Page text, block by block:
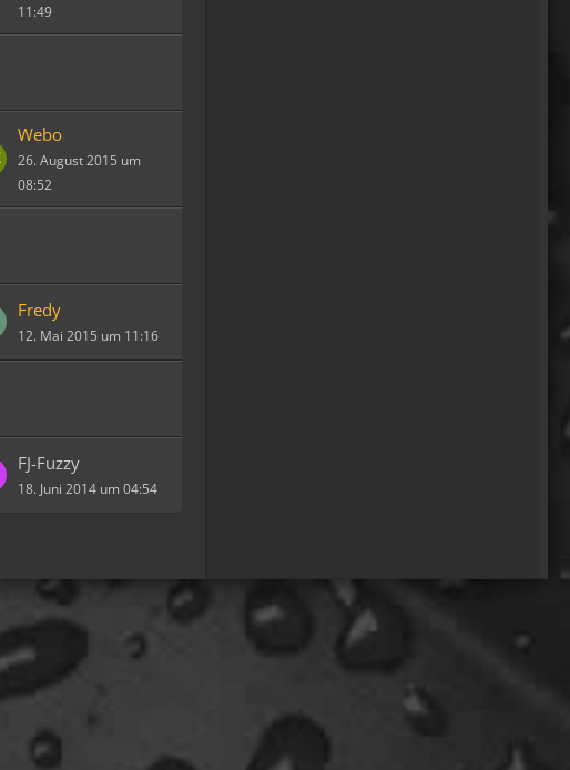
11:49
Webo
26. August 2015 um
08:52
Fredy
12. Mai 2015 um 11:16
FJ-Fuzzy
18. Juni 2014 um 04:54
mal bei den Nord-Ostsee-
Möven in die Fortbildung
gehen............man kann da
und-Chips essen..und die
dort übliche Möve guckt nur
zu..